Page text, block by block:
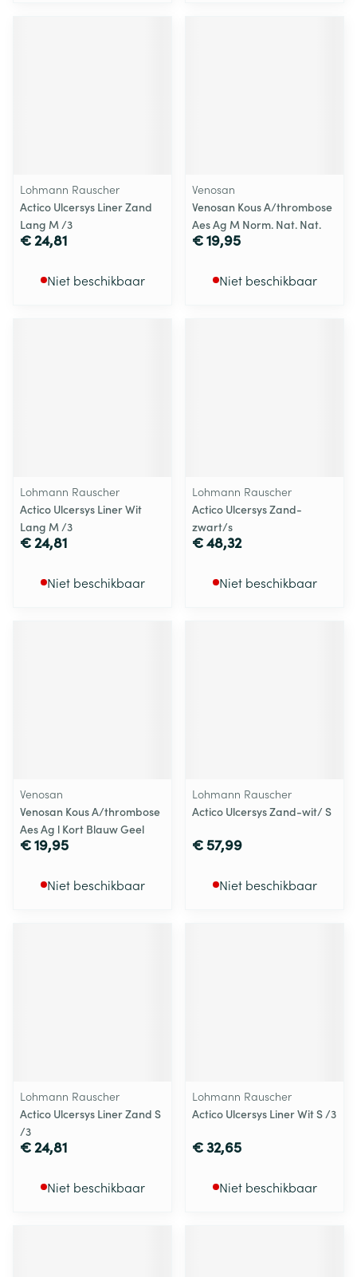
Lohmann Rauscher
Actico Ulcersys Liner Zand
Lang M /3
€ 24,81
Niet beschikbaar
Venosan
Venosan Kous A/thrombose
Aes Ag M Norm. Nat. Nat.
€ 19,95
Niet beschikbaar
Lohmann Rauscher
Actico Ulcersys Liner Wit
Lang M /3
€ 24,81
Niet beschikbaar
Lohmann Rauscher
Actico Ulcersys Zand-
zwart/s
€ 48,32
Niet beschikbaar
Venosan
Venosan Kous A/thrombose
Aes Ag l Kort Blauw Geel
€ 19,95
Niet beschikbaar
Lohmann Rauscher
Actico Ulcersys Zand-wit/ S
€ 57,99
Niet beschikbaar
Lohmann Rauscher
Actico Ulcersys Liner Zand S
/3
€ 24,81
Niet beschikbaar
Lohmann Rauscher
Actico Ulcersys Liner Wit S /3
€ 32,65
Niet beschikbaar